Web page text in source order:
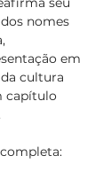
nomes
em
cultura
capítulo